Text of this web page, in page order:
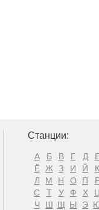
Станции:
А Б В Г Д
Ё
Ж З И Й
К
Л
М Н О П
С
Т У Ф Х
Ч
Ш Щ Ы Э